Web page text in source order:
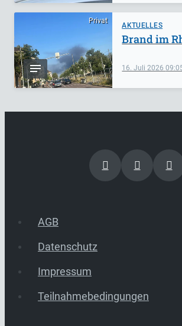
Privat
AKTUELLES
16. Juli 2026
Brand im
AGB
Datenschutz
Impressum
Teilnahmebedingungen